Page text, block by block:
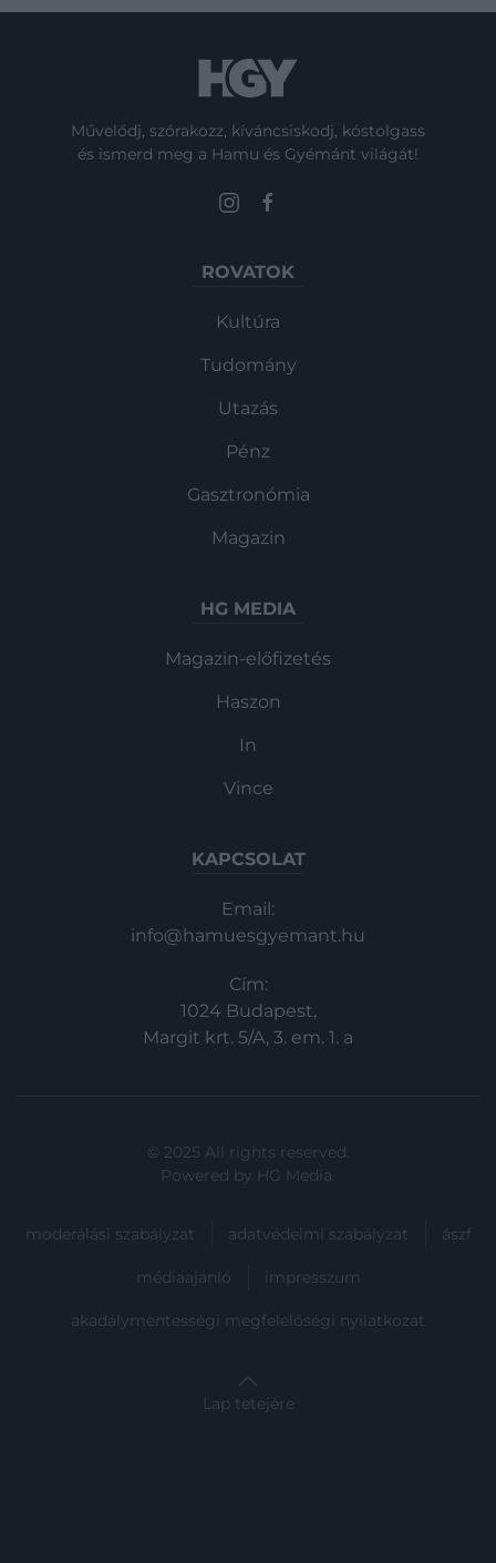
Művelődj, szórakozz, kíváncsiskodj, kóstolgass
és ismerd meg a Hamu és Gyémánt világát!
ROVATOK
Kultúra
Tudomány
Utazás
Pénz
Gasztronómia
Magazin
HG MEDIA
Magazin-előfizetés
Haszon
In
Vince
KAPCSOLAT
Email:
info@hamuesgyemant.hu
Cím:
1024 Budapest,
Margit krt. 5/A, 3. em. 1. a
© 2025 All rights reserved.
Powered by HG Media.
moderálási szabályzat adatvédelmi szabályzat ászf
médiaajánló impresszum
akadálymentességi megfelelőségi nyilatkozat
Lap tetejére